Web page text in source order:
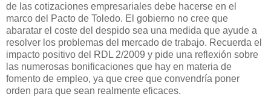
de las cotizaciones empresariales debe hacerse en el
marco del Pacto de Toledo. El gobierno no cree que
abaratar el coste del despido sea una medida que ayude a
resolver los problemas del mercado de trabajo. Recuerda el
impacto positivo del RDL 2/2009 y pide una reflexión sobre
las numerosas bonificaciones que hay en materia de
fomento de empleo, ya que cree que convendría poner
orden para que sean realmente eficaces.